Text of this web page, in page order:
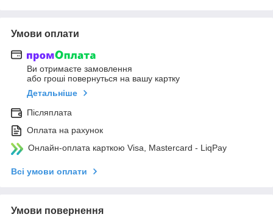
Умови оплати
Ви отримаєте замовлення
або гроші повернуться на вашу картку
Детальніше
Післяплата
Оплата на рахунок
Онлайн-оплата карткою Visa, Mastercard - LiqPay
Всі умови оплати
Умови повернення